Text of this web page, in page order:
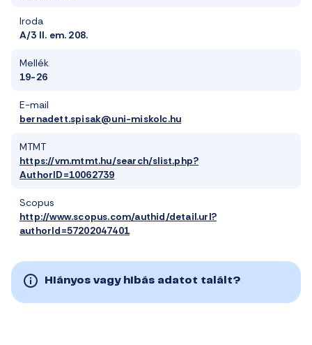
Iroda
A/3 II. em. 208.
Mellék
19-26
E-mail
bernadett.spisak@uni-miskolc.hu
MTMT
https://vm.mtmt.hu/search/slist.php?
AuthorID=10062739
Scopus
http://www.scopus.com/authid/detail.url?
authorId=57202047401
Hiányos vagy hibás adatot talált?